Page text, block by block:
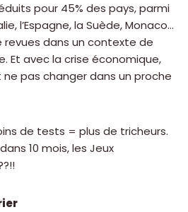
pour 45% des pays, parmi
l’Espagne, la Suède, Monaco…
dans un contexte de
Et avec la crise économique,
pas changer dans un proche
de tests = plus de tricheurs.
10 mois, les Jeux